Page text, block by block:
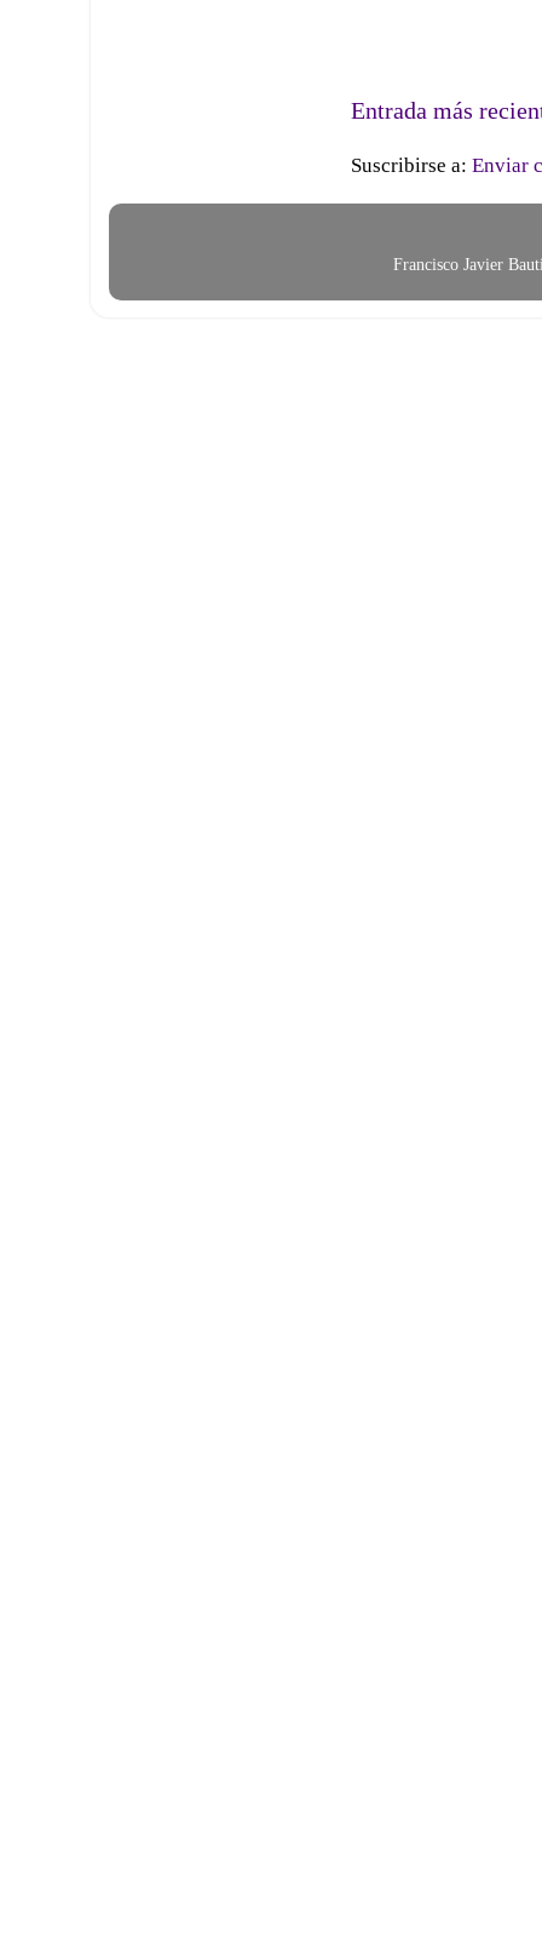
Entrada más
Suscribirse a: Enviar
Francisco Javier